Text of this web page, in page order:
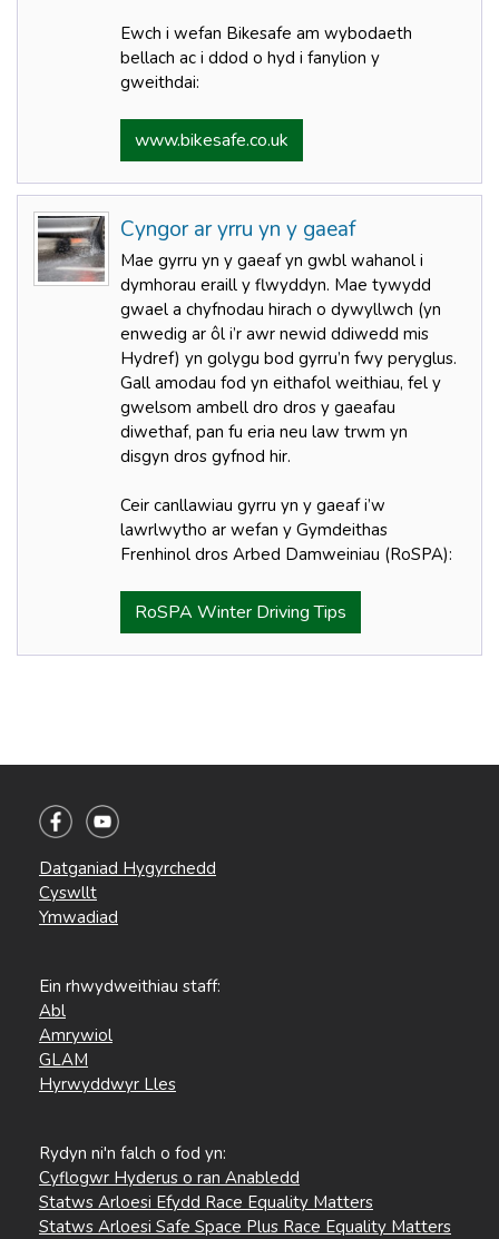
Ewch i wefan Bikesafe am wybodaeth
bellach ac i ddod o hyd i fanylion y
gweithdai:
www.bikesafe.co.uk
Cyngor ar yrru yn y gaeaf
Mae gyrru yn y gaeaf yn gwbl wahanol i
dymhorau eraill y flwyddyn. Mae tywydd
gwael a chyfnodau hirach o dywyllwch (yn
enwedig ar ôl i’r awr newid ddiwedd mis
Hydref) yn golygu bod gyrru’n fwy peryglus.
Gall amodau fod yn eithafol weithiau, fel y
gwelsom ambell dro dros y gaeafau
diwethaf, pan fu eria neu law trwm yn
disgyn dros gyfnod hir.
Ceir canllawiau gyrru yn y gaeaf i’w
lawrlwytho ar wefan y Gymdeithas
Frenhinol dros Arbed Damweiniau (RoSPA):
RoSPA Winter Driving Tips
Datganiad Hygyrchedd
Cyswllt
Ymwadiad
Ein rhwydweithiau staff:
Abl
Amrywiol
GLAM
Hyrwyddwyr Lles
Rydyn ni'n falch o fod yn:
Cyflogwr Hyderus o ran Anabledd
Statws Arloesi Efydd Race Equality Matters
Statws Arloesi Safe Space Plus Race Equality Matters